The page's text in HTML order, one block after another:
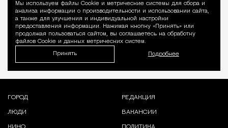
Уведомление
Мы используем файлы Сookie и метрические системы для сбора и
анализа информации о производительности и использовании сайта,
а также для улучшения и индивидуальной настройки
предоставления информации. Нажимая кнопку «Принять» или
продолжая пользоваться сайтом, вы соглашаетесь на обработку
файлов Cookie и данных метрических систем.
Принять Подробнее
ГОРОД
ЛЮДИ
РЕДАКЦИЯ
ВАКАНСИИ